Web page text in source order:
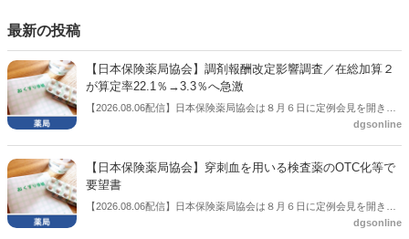
最新の投稿
【日本保険薬局協会】調剤報酬改定影響調査／在総加算２
が算定率22.1％→3.3％へ急激
【2026.08.06配信】日本保険薬局協会は８月６日に定例会見を開き、
「令和８年度調剤報酬改定に係る保険薬局への影響」の調査結果を公
3.3％へ大きく低下した。
dgsonline
【日本保険薬局協会】穿刺血を用いる検査薬のOTC化等で
要望書
【2026.08.06配信】日本保険薬局協会は８月６日に定例会見を開き、
「穿刺血を用いる検査薬のOTC化等に関する要望書」を厚生労働省 医
dgsonline